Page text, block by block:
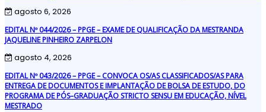
agosto 6, 2026
EDITAL Nº 044/2026 – PPGE – EXAME DE QUALIFICAÇÃO DA MESTRANDA
JAQUELINE PINHEIRO ZARPELON
agosto 4, 2026
EDITAL Nº 043/2026 – PPGE – CONVOCA OS/AS CLASSIFICADOS/AS PARA
ENTREGA DE DOCUMENTOS E IMPLANTAÇÃO DE BOLSA DE ESTUDO, DO
PROGRAMA DE PÓS–GRADUAÇÃO STRICTO SENSU EM EDUCAÇÃO, NÍVEL
MESTRADO